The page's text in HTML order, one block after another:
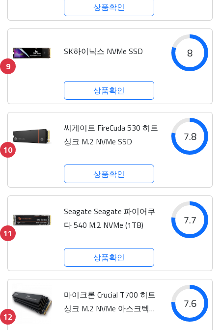
상품확인
9
SK하이닉스 NVMe SSD 8
상품확인
10
씨게이트 FireCuda 530 히트
싱크 M.2 NVMe SSD
7.8
상품확인
11
Seagate Seagate 파이어쿠
다 540 M.2 NVMe (1TB)
7.7
상품확인
12
마이크론 Crucial T700 히트
싱크 M.2 NVMe 아스크텍
7.6